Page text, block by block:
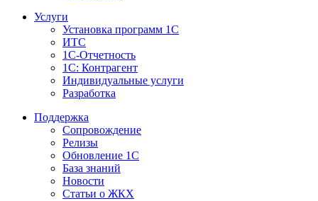
Услуги
Установка программ 1С
ИТС
1С-Отчетность
1С: Контрагент
Индивидуальные услуги
Разработка
Поддержка
Сопровождение
Релизы
Обновление 1С
База знаний
Новости
Статьи о ЖКХ